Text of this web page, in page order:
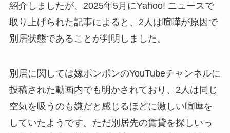
紹介しましたが、2025年5月にYahoo! ニュースで
取り上げられた記事によると、2人は喧嘩が原因で
別居状態であることが判明しました。
別居に関しては嫁ポンポンのYouTubeチャンネルに
投稿された動画内でも明かされており、2人は同じ
空気を吸うのも嫌だと感じるほどに激しい喧嘩を
していたようです。ただ別居先の賃貸を探しいっ